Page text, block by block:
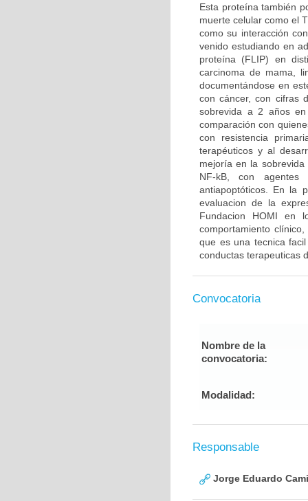
Esta proteína también
muerte celular como el
como su interacción
venido estudiando en
proteína (FLIP) en
carcinoma de mama,
documentándose en
con cáncer, con cifras
sobrevida a 2 años
comparación con
con resistencia
terapéuticos y al
mejoría en la
NF-kB, con agentes
antiapoptóticos. En la
evaluacion de la
Fundacion HOMI en
comportamiento
que es una tecnica
conductas terapeuticas
Convocatoria
Nombre de la
convocatoria:
Modalidad:
Responsable
Jorge Eduardo